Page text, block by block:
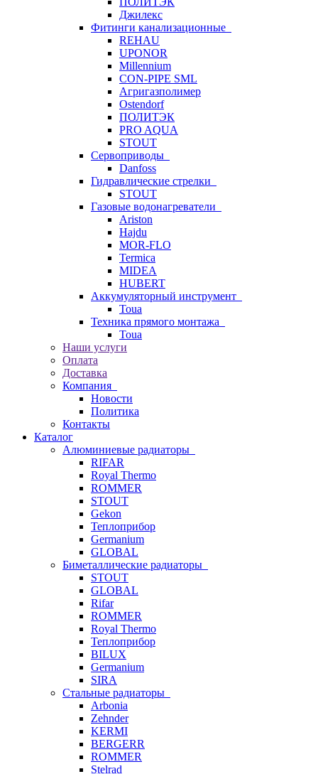
Джилекс
Фитинги канализационные
REHAU
UPONOR
Millennium
CON-PIPE SML
Агригазполимер
Ostendorf
ПОЛИТЭК
PRO AQUA
STOUT
Сервоприводы
Danfoss
Гидравлические стрелки
STOUT
Газовые водонагреватели
Ariston
Hajdu
MOR-FLO
Termica
MIDEA
HUBERT
Аккумуляторный инструмент
Toua
Техника прямого монтажа
Toua
Наши услуги
Оплата
Доставка
Компания
Новости
Политика
Контакты
Каталог
Алюминиевые радиаторы
RIFAR
Royal Thermo
ROMMER
STOUT
Gekon
Теплоприбор
Germanium
GLOBAL
Биметаллические радиаторы
STOUT
GLOBAL
Rifar
ROMMER
Royal Thermo
Теплоприбор
BILUX
Germanium
SIRA
Стальные радиаторы
Arbonia
Zehnder
KERMI
BERGERR
ROMMER
Stelrad